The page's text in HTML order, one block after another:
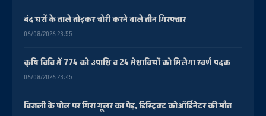
बंद घरों के ताले तोड़कर चोरी करने वाले तीन गिरफ्तार
06/08/2026 23:55
कृषि विवि में 774 को उपाधि व 24 मेधावियों को मिलेगा स्वर्ण पदक
06/08/2026 23:45
बिजली के पोल पर गिरा गूलर का पेड़, डिस्ट्रिक्ट कोऑर्डिनेटर की मौत